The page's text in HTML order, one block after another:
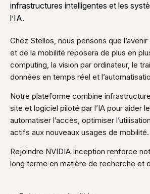
infrastructures intelligentes et les
l’IA.
Chez Stellos, nous pensons que
et de la mobilité reposera de plus en
computing, la vision par ordinateur, le
données en temps réel et
Notre plateforme combine
site et logiciel piloté par l’IA pour aider
automatiser l’accès, optimiser
actifs aux nouveaux usages de mobilité.
Rejoindre NVIDIA Inception renforce
long terme en matière de recherche et